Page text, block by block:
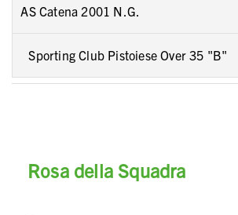
AS Catena 2001 N.G.
Sporting Club Pistoiese Over 35 "B"
Rosa della Squadra